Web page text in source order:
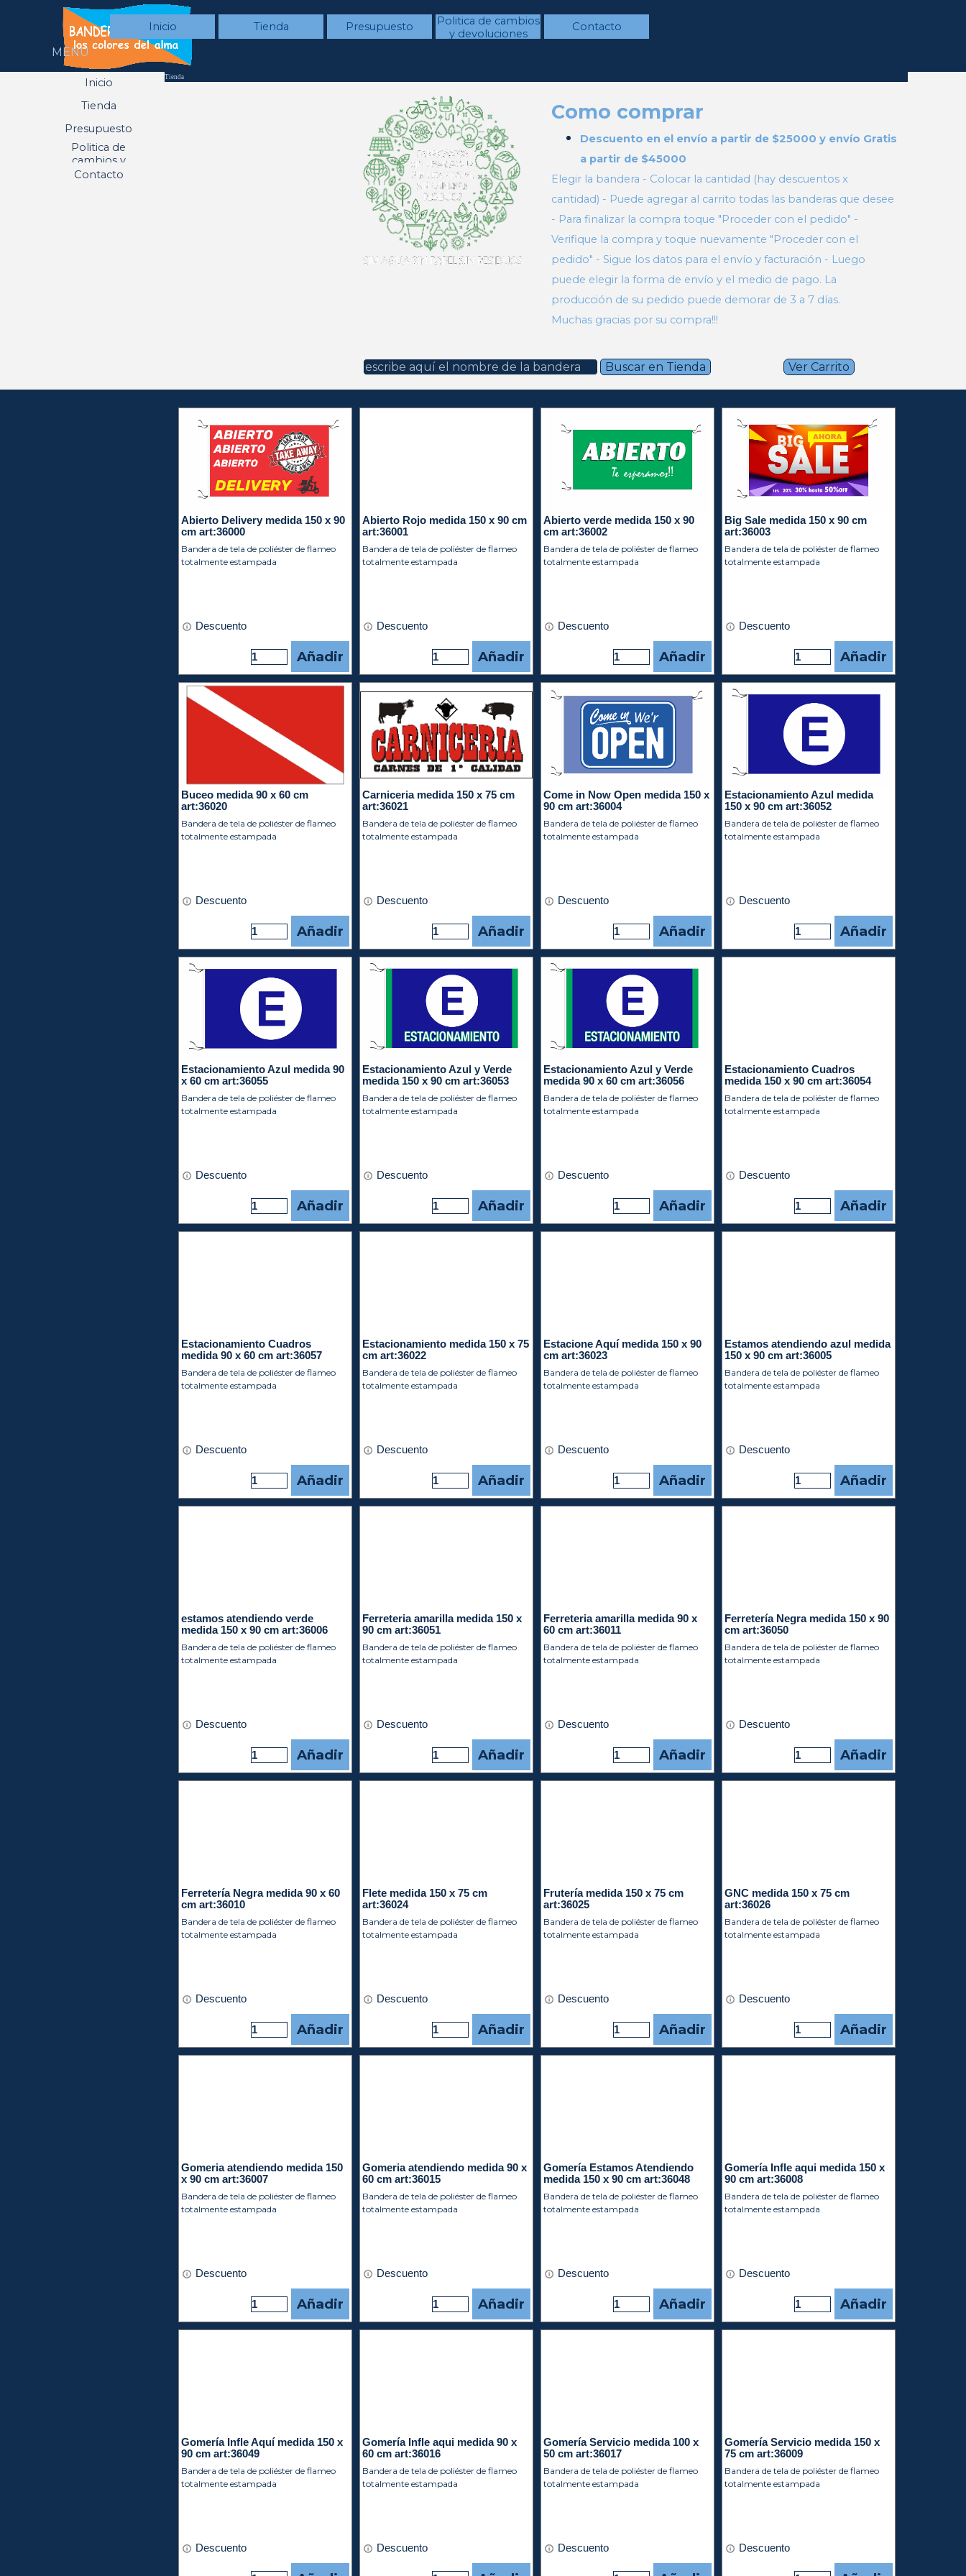
Vaya al Contenido
Saltar menú
Inicio Tienda ▼
Presupuesto
Politica de cambios
y devoluciones
Contacto
MENU
Saltar menú
Inicio
Tienda
Presupuesto
Politica de
cambios y
devoluciones
Contacto
Tienda
Como comprar
Descuento en el envío a partir de $25000 y envío Gratis
a partir de $45000
Elegir la bandera - Colocar la cantidad (hay descuentos x
cantidad) - Puede agregar al carrito todas las banderas que desee
- Para finalizar la compra toque "Proceder con el pedido" -
Verifique la compra y toque nuevamente "Proceder con el
pedido" - Sigue los datos para el envío y facturación - Luego
puede elegir la forma de envío y el medio de pago. La
producción de su pedido puede demorar de 3 a 7 días.
Muchas gracias por su compra!!!
Buscar en Tienda Ver Carrito
Abierto Delivery medida 150 x 90
cm art:36000
Bandera de tela de poliéster de flameo
totalmente estampada
Descuento
Añadir
Abierto Rojo medida 150 x 90 cm
art:36001
Bandera de tela de poliéster de flameo
totalmente estampada
Descuento
Añadir
Abierto verde medida 150 x 90
cm art:36002
Bandera de tela de poliéster de flameo
totalmente estampada
Descuento
Añadir
Big Sale medida 150 x 90 cm
art:36003
Bandera de tela de poliéster de flameo
totalmente estampada
Descuento
Añadir
Buceo medida 90 x 60 cm
art:36020
Bandera de tela de poliéster de flameo
totalmente estampada
Descuento
Añadir
Carniceria medida 150 x 75 cm
art:36021
Bandera de tela de poliéster de flameo
totalmente estampada
Descuento
Añadir
Come in Now Open medida 150 x
90 cm art:36004
Bandera de tela de poliéster de flameo
totalmente estampada
Descuento
Añadir
Estacionamiento Azul medida
150 x 90 cm art:36052
Bandera de tela de poliéster de flameo
totalmente estampada
Descuento
Añadir
Estacionamiento Azul medida 90
x 60 cm art:36055
Bandera de tela de poliéster de flameo
totalmente estampada
Descuento
Añadir
Estacionamiento Azul y Verde
medida 150 x 90 cm art:36053
Bandera de tela de poliéster de flameo
totalmente estampada
Descuento
Añadir
Estacionamiento Azul y Verde
medida 90 x 60 cm art:36056
Bandera de tela de poliéster de flameo
totalmente estampada
Descuento
Añadir
Estacionamiento Cuadros
medida 150 x 90 cm art:36054
Bandera de tela de poliéster de flameo
totalmente estampada
Descuento
Añadir
Estacionamiento Cuadros
medida 90 x 60 cm art:36057
Bandera de tela de poliéster de flameo
totalmente estampada
Descuento
Añadir
Estacionamiento medida 150 x 75
cm art:36022
Bandera de tela de poliéster de flameo
totalmente estampada
Descuento
Añadir
Estacione Aquí medida 150 x 90
cm art:36023
Bandera de tela de poliéster de flameo
totalmente estampada
Descuento
Añadir
Estamos atendiendo azul medida
150 x 90 cm art:36005
Bandera de tela de poliéster de flameo
totalmente estampada
Descuento
Añadir
estamos atendiendo verde
medida 150 x 90 cm art:36006
Bandera de tela de poliéster de flameo
totalmente estampada
Descuento
Añadir
Ferreteria amarilla medida 150 x
90 cm art:36051
Bandera de tela de poliéster de flameo
totalmente estampada
Descuento
Añadir
Ferreteria amarilla medida 90 x
60 cm art:36011
Bandera de tela de poliéster de flameo
totalmente estampada
Descuento
Añadir
Ferretería Negra medida 150 x 90
cm art:36050
Bandera de tela de poliéster de flameo
totalmente estampada
Descuento
Añadir
Ferretería Negra medida 90 x 60
cm art:36010
Bandera de tela de poliéster de flameo
totalmente estampada
Descuento
Añadir
Flete medida 150 x 75 cm
art:36024
Bandera de tela de poliéster de flameo
totalmente estampada
Descuento
Añadir
Frutería medida 150 x 75 cm
art:36025
Bandera de tela de poliéster de flameo
totalmente estampada
Descuento
Añadir
GNC medida 150 x 75 cm
art:36026
Bandera de tela de poliéster de flameo
totalmente estampada
Descuento
Añadir
Gomeria atendiendo medida 150
x 90 cm art:36007
Bandera de tela de poliéster de flameo
totalmente estampada
Descuento
Añadir
Gomeria atendiendo medida 90 x
60 cm art:36015
Bandera de tela de poliéster de flameo
totalmente estampada
Descuento
Añadir
Gomería Estamos Atendiendo
medida 150 x 90 cm art:36048
Bandera de tela de poliéster de flameo
totalmente estampada
Descuento
Añadir
Gomería Infle aqui medida 150 x
90 cm art:36008
Bandera de tela de poliéster de flameo
totalmente estampada
Descuento
Añadir
Gomería Infle Aquí medida 150 x
90 cm art:36049
Bandera de tela de poliéster de flameo
totalmente estampada
Descuento
Gomería Infle aqui medida 90 x
60 cm art:36016
Bandera de tela de poliéster de flameo
totalmente estampada
Descuento
Gomería Servicio medida 100 x
50 cm art:36017
Bandera de tela de poliéster de flameo
totalmente estampada
Descuento
Gomería Servicio medida 150 x
75 cm art:36009
Bandera de tela de poliéster de flameo
totalmente estampada
Descuento